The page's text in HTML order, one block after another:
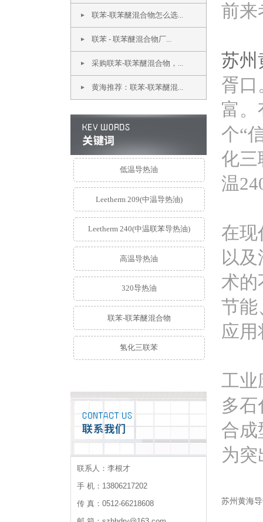
联苯-联苯醚混合物怎么选...
联苯 - 联苯醚混合物厂...
采购联苯-联苯醚混合物，...
黄海推荐：联苯-联苯醚混...
低温导热油
Leetherm 209(中温导热油)
Leetherm 240(中温联苯导热油)
高温导热油
320导热油
联苯-联苯醚混合物
氢化三联苯
联系人：李根才
手 机：13806217202
传 真：0512-66218608
前来
苏州
胥口
富。
个“
化三
温
在现
以
术的
节能
应
工业
多
合成
为
苏州黄海